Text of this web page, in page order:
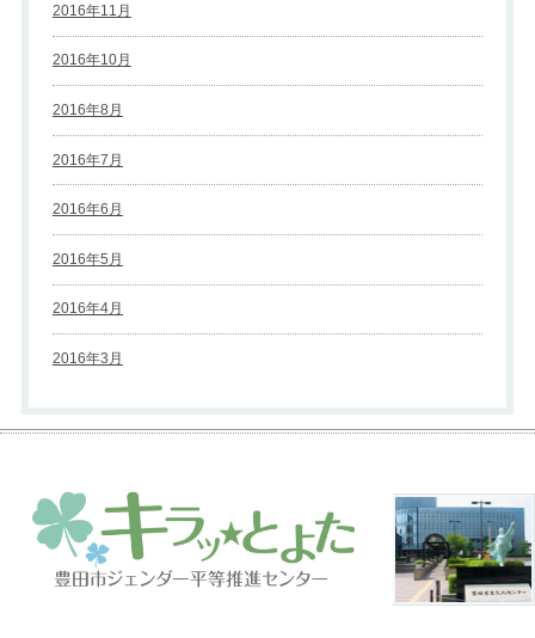
2016年11月
2016年10月
2016年8月
2016年7月
2016年6月
2016年5月
2016年4月
2016年3月